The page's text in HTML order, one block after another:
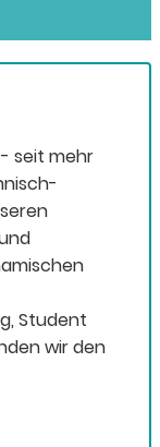
seit mehr
Student
wir den